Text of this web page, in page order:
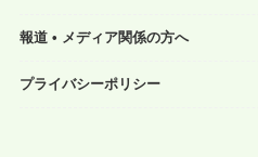
報道 • メディア関係の方へ
プライバシーポリシー